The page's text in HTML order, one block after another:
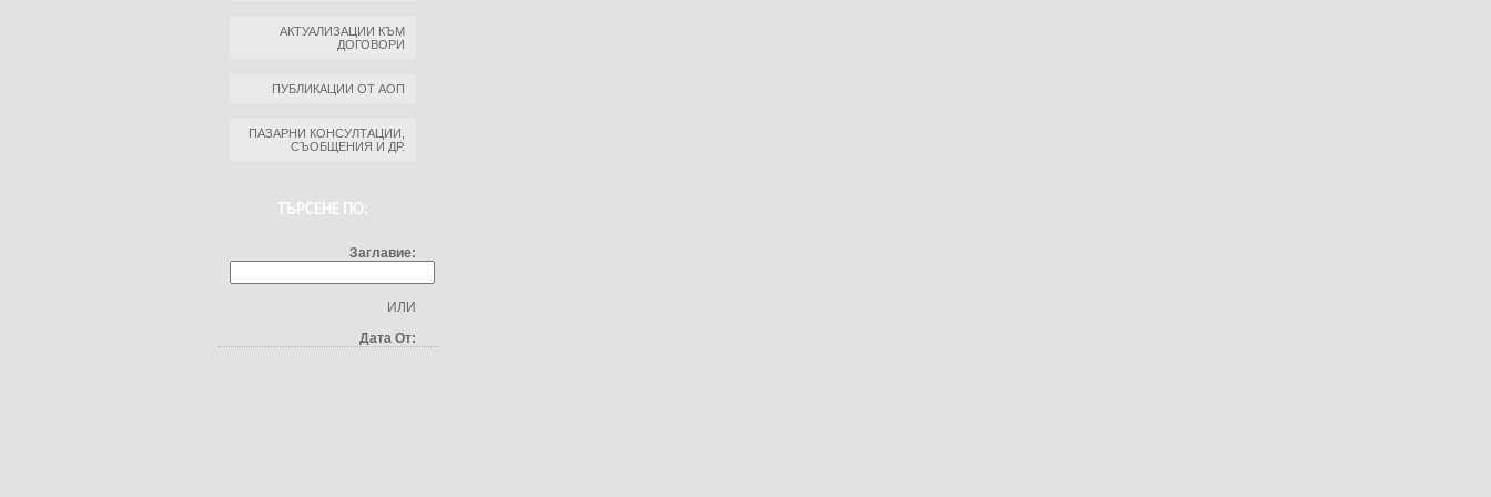
АКТУАЛИЗАЦИИ КЪМ
ДОГОВОРИ
ПУБЛИКАЦИИ ОТ АОП
ПАЗАРНИ КОНСУЛТАЦИИ,
СЪОБЩЕНИЯ И ДР.
ТЪРСЕНЕ ПО:
Заглавие:
ИЛИ
Дата От: